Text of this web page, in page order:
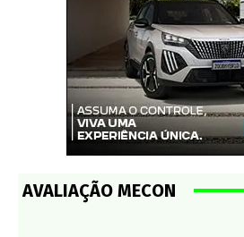
AVALIAÇÃO MECON